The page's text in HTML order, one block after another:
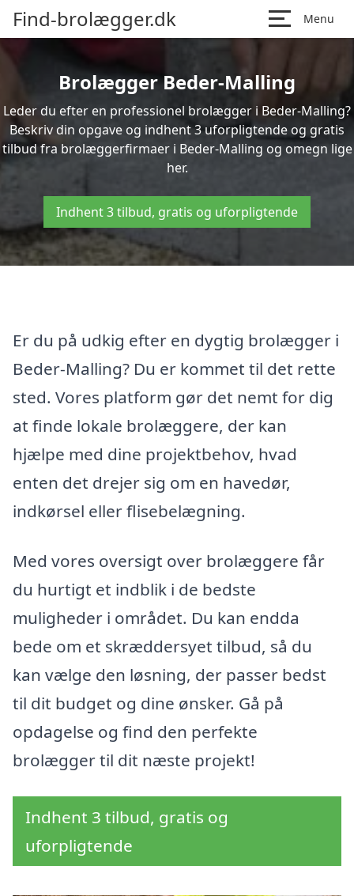
Find-brolægger.dk Menu
Brolægger Beder-Malling
Leder du efter en professionel brolægger i Beder-Malling?
Beskriv din opgave og indhent 3 uforpligtende og gratis
tilbud fra brolæggerfirmaer i Beder-Malling og omegn lige
her.
Indhent 3 tilbud, gratis og uforpligtende
Er du på udkig efter en dygtig brolægger i
Beder-Malling? Du er kommet til det rette
sted. Vores platform gør det nemt for dig
at finde lokale brolæggere, der kan
hjælpe med dine projektbehov, hvad
enten det drejer sig om en havedør,
indkørsel eller flisebelægning.
Med vores oversigt over brolæggere får
du hurtigt et indblik i de bedste
muligheder i området. Du kan endda
bede om et skræddersyet tilbud, så du
kan vælge den løsning, der passer bedst
til dit budget og dine ønsker. Gå på
opdagelse og find den perfekte
brolægger til dit næste projekt!
Indhent 3 tilbud, gratis og
uforpligtende